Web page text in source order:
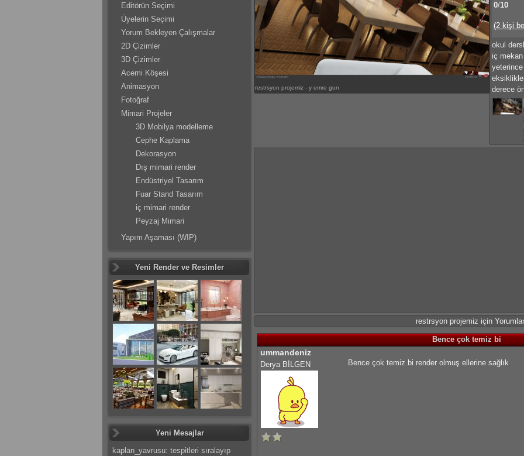
restrsyon projemiz - y emre gun
0/10
(2 kişi
okul
iç
derece
restrsyon projemiz için Yorumlar
Bence çok temiz bi
ummandeniz
Derya BİLGEN Bence çok temiz bi render olmuş ellerine sağlık
Editörün Seçimi
Üyelerin Seçimi
Yorum Bekleyen Çalışmalar
2D Çizimler
3D Çizimler
Acemi Köşesi
Animasyon
Fotoğraf
Mimari Projeler
3D Mobilya modelleme
Cephe Kaplama
Dekorasyon
Dış mimari render
Endüstriyel Tasarım
Fuar Stand Tasarım
iç mimari render
Peyzaj Mimari
Yapım Aşaması (WIP)
Yeni Render ve Resimler
Yeni Mesajlar
kaplan_yavrusu: tespitleri sıralayıp